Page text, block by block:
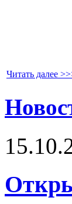
Читать далее